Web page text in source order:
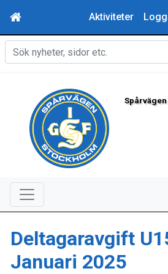
Aktiviteter
Deltagaravgift
Januari 2025